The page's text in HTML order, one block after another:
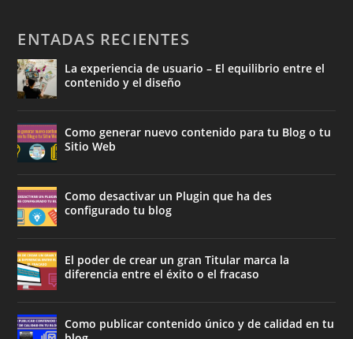
ENTADAS RECIENTES
La experiencia de usuario – El equilibrio entre el
contenido y el diseño
Como generar nuevo contenido para tu Blog o tu
Sitio Web
Como desactivar un Plugin que ha des
configurado tu blog
El poder de crear un gran Titular marca la
diferencia entre el éxito o el fracaso
Como publicar contenido único y de calidad en tu